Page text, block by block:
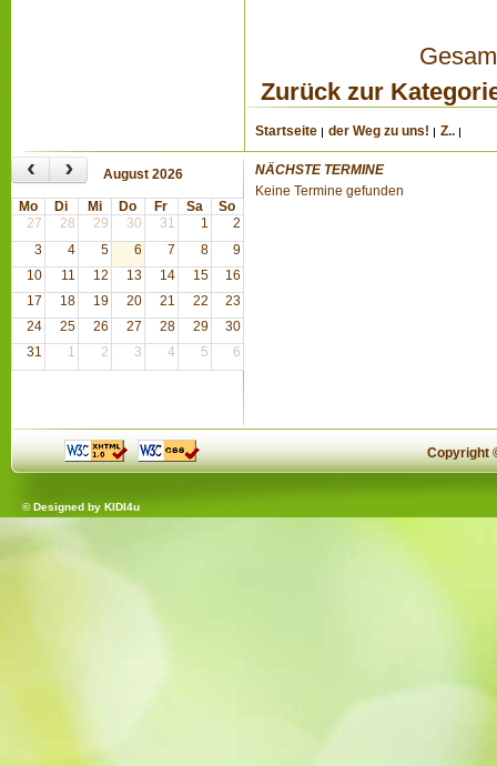
Zurück zur
Startseite der Weg zu uns! Z..
‹ › August 2026
Mo Di Mi Do Fr Sa
So
27
28 29 30 31 1
2
3
4 5 6 7 8
9
10
11 12 13 14 15
16
17
18 19 20 21 22
23
24
25 26 27 28 29
30
31
1 2 3 4 5 6
NÄCHSTE TERMINE
Keine Termine gefunden
Copyright
© Designed by KIDI4u